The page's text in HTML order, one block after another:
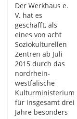
Der Werkhaus e.
V. hat es
geschafft, als
eines von acht
Soziokulturellen
Zentren ab Juli
2015 durch das
nordrhein-
westfälische
Kulturministerium
für insgesamt drei
Jahre besonders